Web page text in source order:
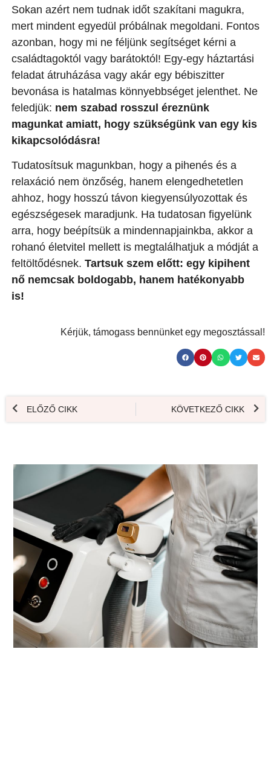
Sokan azért nem tudnak időt szakítani magukra,
mert mindent egyedül próbálnak megoldani. Fontos
azonban, hogy mi ne féljünk segítséget kérni a
családtagoktól vagy barátoktól! Egy-egy háztartási
feladat átruházása vagy akár egy bébiszitter
bevonása is hatalmas könnyebbséget jelenthet. Ne
feledjük: nem szabad rosszul éreznünk
magunkat amiatt, hogy szükségünk van egy kis
kikapcsolódásra!
Tudatosítsuk magunkban, hogy a pihenés és a
relaxáció nem önzőség, hanem elengedhetetlen
ahhoz, hogy hosszú távon kiegyensúlyozottak és
egészségesek maradjunk. Ha tudatosan figyelünk
arra, hogy beépítsük a mindennapjainkba, akkor a
rohanó életvitel mellett is megtalálhatjuk a módját a
feltöltődésnek. Tartsuk szem előtt: egy kipihent
nő nemcsak boldogabb, hanem hatékonyabb
is!
Kérjük, támogass bennünket egy megosztással!
ELŐZŐ CIKK KÖVETKEZŐ CIKK